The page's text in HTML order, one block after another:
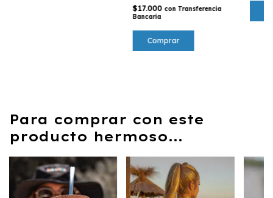
$17.000 con Transferencia
Bancaria
Para comprar con este
producto hermoso...